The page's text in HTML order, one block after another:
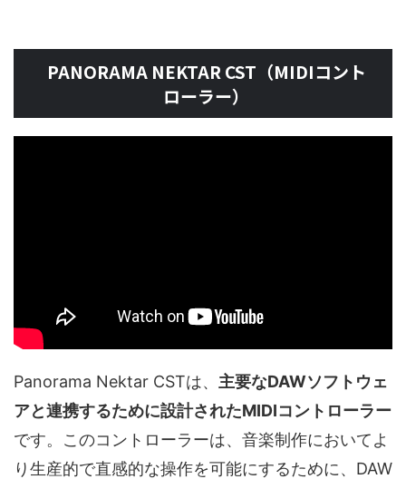
PANORAMA NEKTAR CST（MIDIコント
ローラー）
Panorama Nektar CSTは、 主要なDAWソフトウェ
アと連携するために設計されたMIDIコントローラー
です。このコントローラーは、音楽制作においてよ
り生産的で直感的な操作を可能にするために、DAW